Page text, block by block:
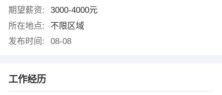
期望薪资:
3000-4000元
所在地点:
不限区域
发布时间:
08-08
工作经历